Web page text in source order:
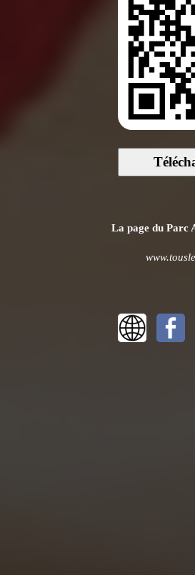
La page du Parc